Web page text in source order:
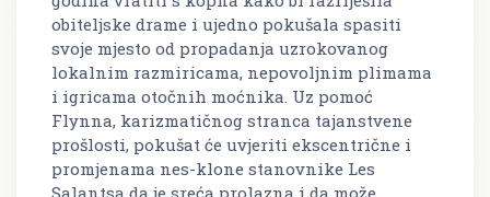
obiteljske drame i ujedno pokušala spasiti
svoje mjesto od propadanja uzrokovanog
lokalnim razmiricama, nepovoljnim plimama
i igricama otočnih moćnika. Uz pomoć
Flynna, karizmatičnog stranca tajanstvene
prošlosti, pokušat će uvjeriti ekscentrične i
promjenama nes-klone stanovnike Les